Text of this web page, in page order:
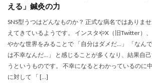
える」鍼灸の力
SNS型うつはどんなものか？ 正式な病名ではありま
えてきているようです。 インスタやX（旧Twitter）
やかな世界をみることで 「自分はダメだ…」 「なん
は不幸なんだ…」 と感じることが多くなり、結果自
うというものです。 不幸になるとわかっているのに
に対して 「 […]